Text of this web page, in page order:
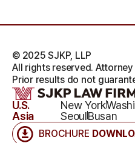
BROCHURE
U.S. New York
Asia
SeoulBusan
© 2025 SJKP, LLP
All rights reserved.
Prior results do not